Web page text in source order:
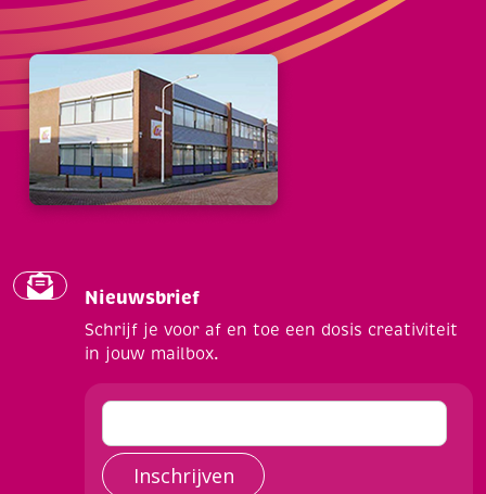
Nieuwsbrief
Schrijf je voor af en toe een dosis creativiteit
in jouw mailbox.
Inschrijven